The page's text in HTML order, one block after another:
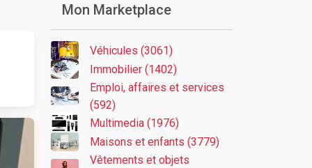
Mon Marketplace
Véhicules (3061)
Immobilier (1402)
Emploi, affaires et services
(592)
Multimedia (1976)
Maisons et enfants (3779)
Vêtements et objets